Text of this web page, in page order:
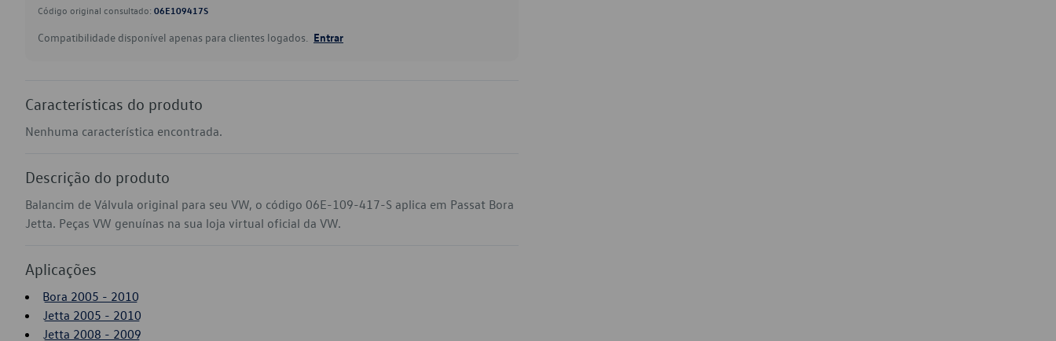
Código original consultado: 06E109417S
Compatibilidade disponível apenas para clientes logados. Entrar
Características do produto
Nenhuma característica encontrada.
Descrição do produto
Balancim de Válvula original para seu VW, o código 06E-109-417-S aplica em Passat Bora
Jetta. Peças VW genuínas na sua loja virtual oficial da VW.
Aplicações
Bora 2005 - 2010
Jetta 2005 - 2010
Jetta 2008 - 2009